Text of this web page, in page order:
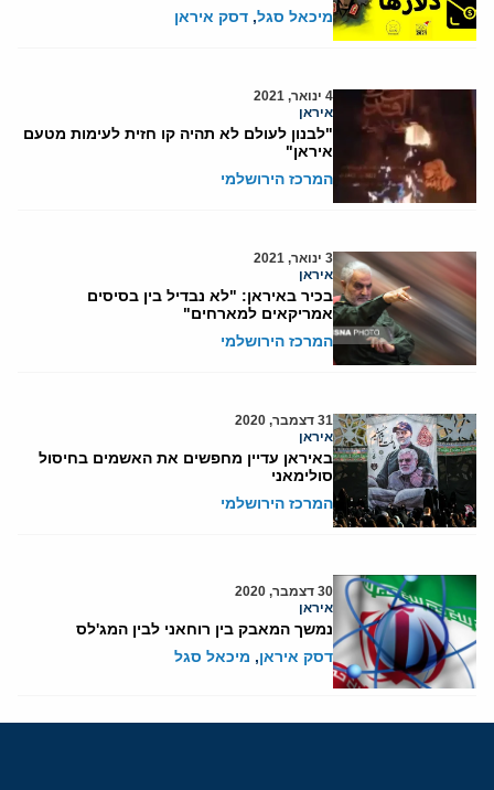
מיכאל סגל, דסק איראן
4 ינואר, 2021
איראן
"לבנון לעולם לא תהיה קו חזית לעימות מטעם
איראן"
המרכז הירושלמי
3 ינואר, 2021
איראן
בכיר באיראן: "לא נבדיל בין בסיסים
אמריקאים למארחים"
המרכז הירושלמי
31 דצמבר, 2020
איראן
באיראן עדיין מחפשים את האשמים בחיסול
סולימאני
המרכז הירושלמי
30 דצמבר, 2020
איראן
נמשך המאבק בין רוחאני לבין המג'לס
דסק איראן, מיכאל סגל